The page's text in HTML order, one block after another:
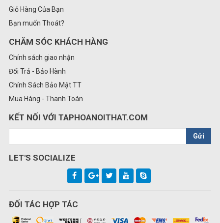
Giỏ Hàng Của Bạn
Bạn muốn Thoát?
CHĂM SÓC KHÁCH HÀNG
Chính sách giao nhận
Đổi Trả - Bảo Hành
Chính Sách Bảo Mật TT
Mua Hàng - Thanh Toán
KẾT NỐI VỚI TAPHOANOITHAT.COM
Gửi
LET'S SOCIALIZE
ĐỐI TÁC HỢP TÁC